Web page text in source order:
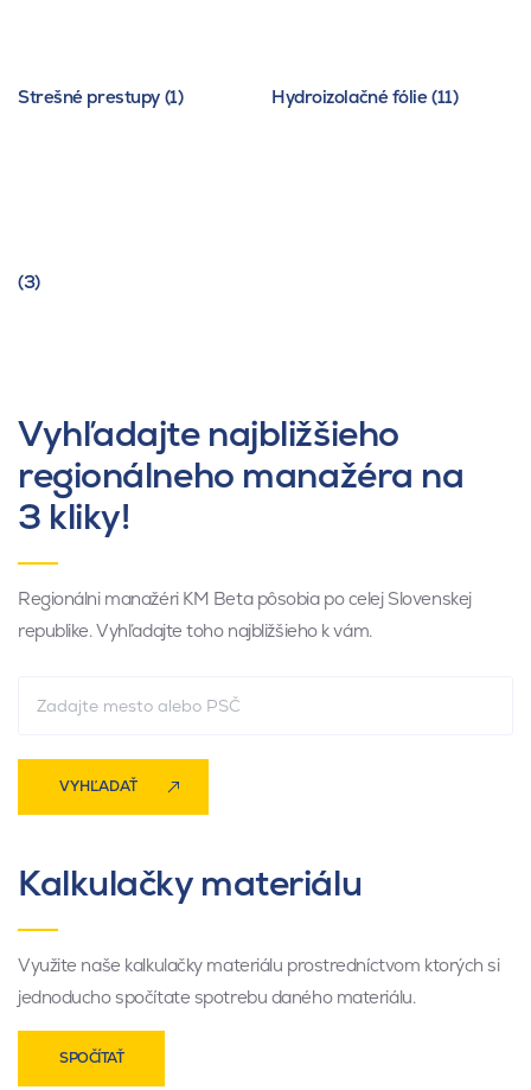
Strešné prestupy (1) Hydroizolačné fólie (11)
(3)
Vyhľadajte najbližšieho
regionálneho manažéra na
3 kliky!
Regionálni manažéri KM Beta pôsobia po celej Slovenskej
republike. Vyhľadajte toho najbližšieho k vám.
VYHĽADAŤ
Kalkulačky materiálu
Využite naše kalkulačky materiálu prostredníctvom ktorých si
jednoducho spočítate spotrebu daného materiálu.
SPOČÍTAŤ